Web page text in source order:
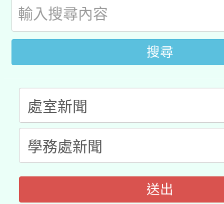
用水績優單位及節水達
動」
桃園市孔廟祈福系列
開 智慧啟航」
2026年桃園地景藝術
搜尋
送出